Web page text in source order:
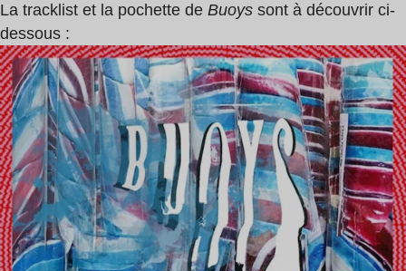
La tracklist et la pochette de Buoys sont à découvrir ci-
dessous :